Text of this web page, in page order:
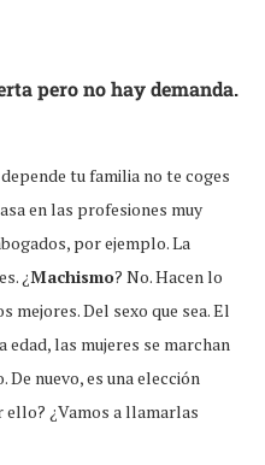
pero no hay demanda.
tu familia no te coges
en las profesiones muy
por ejemplo. La
¿Machismo? No. Hacen lo
Del sexo que sea. El
las mujeres se marchan
nuevo, es una elección
¿Vamos a llamarlas